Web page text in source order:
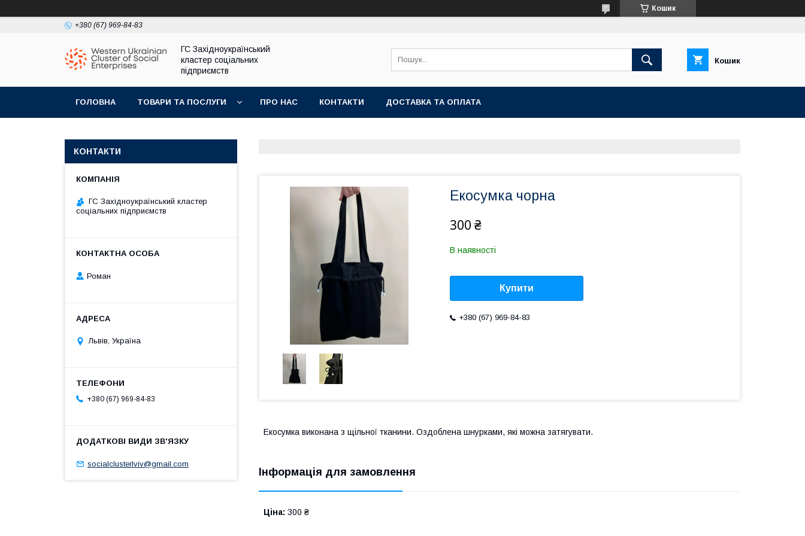
Кошик
+380 (67) 969-84-83
ГС Західноукраїнський
кластер соціальних
підприємств
Кошик
ГОЛОВНА ТОВАРИ ТА ПОСЛУГИ ПРО НАС КОНТАКТИ ДОСТАВКА ТА ОПЛАТА
Екосумка чорна
300 ₴
В наявності
Купити
+380 (67) 969-84-83
Екосумка виконана з щільної тканини. Оздоблена шнурками, які можна затягувати.
Інформація для замовлення
Ціна: 300 ₴
КОНТАКТИ
ГС Західноукраїнський кластер
соціальних підприємств
Роман
Львів, Україна
+380 (67) 969-84-83
socialclusterlviv@gmail.com